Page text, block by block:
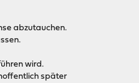
abzutauchen.
wird.
später